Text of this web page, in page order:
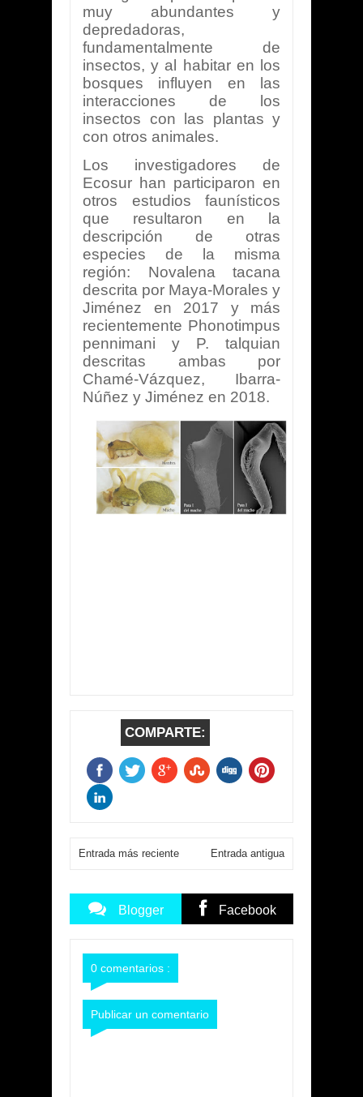
muy abundantes y
depredadoras,
fundamentalmente de
insectos, y al habitar en los
bosques influyen en las
interacciones de los
insectos con las plantas y
con otros animales.
Los investigadores de
Ecosur han participaron en
otros estudios faunísticos
que resultaron en la
descripción de otras
especies de la misma
región: Novalena tacana
descrita por Maya-Morales y
Jiménez en 2017 y más
recientemente Phonotimpus
pennimani y P. talquian
descritas ambas por
Chamé-Vázquez, Ibarra-
Núñez y Jiménez en 2018.
COMPARTE:
Entrada más reciente Entrada antigua
Blogger Facebook
0 comentarios :
Publicar un comentario